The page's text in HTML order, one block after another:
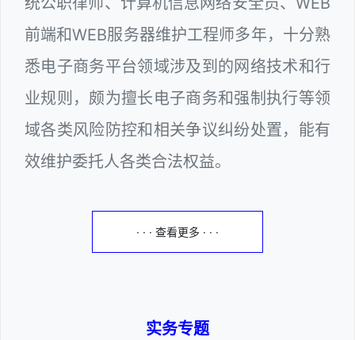
前端和WEB服务器维护工程师多年，十分熟
悉电子商务平台领域涉及到的网络技术和行
业规则，颇为擅长电子商务和强制执行等领
域各类风险防控和相关争议纠纷处置，能有
效维护委托人各类合法权益。
· · · 查看更多 · · ·
实务专题